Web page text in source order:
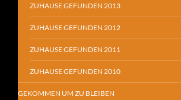
ZUHAUSE GEFUNDEN 2013
ZUHAUSE GEFUNDEN 2012
ZUHAUSE GEFUNDEN 2011
ZUHAUSE GEFUNDEN 2010
GEKOMMEN UM ZU BLEIBEN